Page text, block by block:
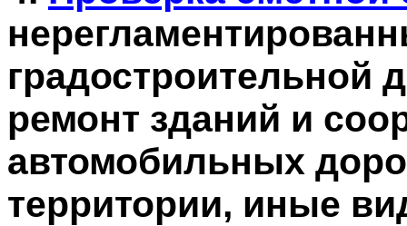
градостроительной
ремонт зданий и
автомобильных
территории, иные